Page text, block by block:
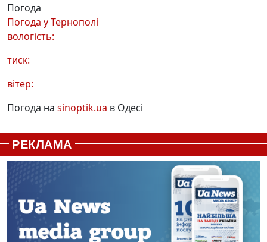
Погода
Погода уТернополі
вологість:
тиск:
вітер:
Погода на sinoptik.ua в Одесі
РЕКЛАМА